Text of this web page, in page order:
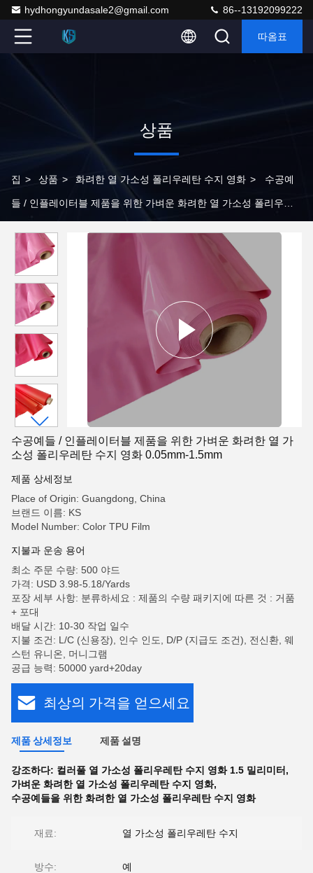
hydhongyundasale2@gmail.com 86--13192099222
따옴표
상품
집 > 상품 > 화려한 열 가소성 폴리우레탄 수지 영화 > 수공예
들 / 인플레이터블 제품을 위한 가벼운 화려한 열 가소성 폴리우레
수공예들 / 인플레이터블 제품을 위한 가벼운 화려한 열 가
소성 폴리우레탄 수지 영화 0.05mm-1.5mm
제품 상세정보
Place of Origin: Guangdong, China
브랜드 이름: KS
Model Number: Color TPU Film
지불과 운송 용어
최소 주문 수량: 500 야드
가격: USD 3.98-5.18/Yards
포장 세부 사항: 분류하세요 : 제품의 수량 패키지에 따른 것 : 거품
+ 포대
배달 시간: 10-30 작업 일수
지불 조건: L/C (신용장), 인수 인도, D/P (지급도 조건), 전신환, 웨
스턴 유니온, 머니그램
공급 능력: 50000 yard+20day
최상의 가격을 얻으세요
제품 상세정보 제품 설명
강조하다: 컬러풀 열 가소성 폴리우레탄 수지 영화 1.5 밀리미터 ,
가벼운 화려한 열 가소성 폴리우레탄 수지 영화,
수공예들을 위한 화려한 열 가소성 폴리우레탄 수지 영화
재료: 열 가소성 폴리우레탄 수지
방수: 예